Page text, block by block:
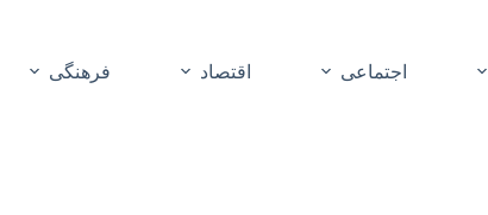
اجتماعی اقتصاد فرهنگی